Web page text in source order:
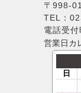
〒998-
TEL：
電話受
営業日カ